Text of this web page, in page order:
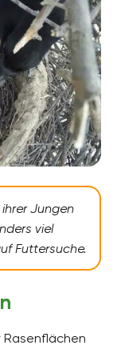
Jungen
viel
Futtersuche.